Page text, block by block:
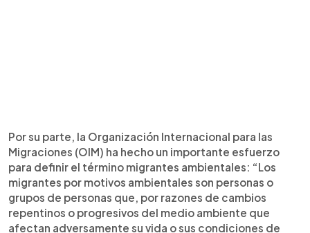
Por su parte, la Organización Internacional para las
Migraciones (OIM) ha hecho un importante esfuerzo
para definir el término migrantes ambientales: “Los
migrantes por motivos ambientales son personas o
grupos de personas que, por razones de cambios
repentinos o progresivos del medio ambiente que
afectan adversamente su vida o sus condiciones de